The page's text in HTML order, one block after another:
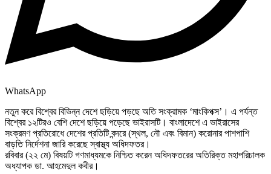
WhatsApp
নতুন করে বিশ্বের বিভিন্ন দেশে ছড়িয়ে পড়ছে অতি সংক্রামক ‘মাংকিপক্স’। এ পর্যন্ত
বিশ্বের ১২টিরও বেশি দেশে ছড়িয়ে পড়েছে ভাইরাসটি। বাংলাদেশে এ ভাইরাসের
সংক্রমণ প্রতিরোধে দেশের প্রতিটি বন্দরে (স্থল, নৌ এবং বিমান) করোনার পাশপাশি
বাড়তি নির্দেশনা জারি করেছে স্বাস্থ্য অধিদফতর।
রবিবার (২২ মে) বিষয়টি গণমাধ্যমকে নিশ্চিত করেন অধিদফতরের অতিরিক্ত মহাপরিচালক
অধ্যাপক ডা. আহমেদুল কবীর।